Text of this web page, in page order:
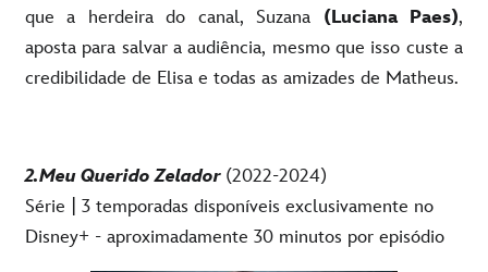
que a herdeira do canal, Suzana (Luciana Paes),
aposta para salvar a audiência, mesmo que isso custe a
credibilidade de Elisa e todas as amizades de Matheus.
2.Meu Querido Zelador (2022-2024)
Série | 3 temporadas disponíveis exclusivamente no
Disney+ - aproximadamente 30 minutos por episódio